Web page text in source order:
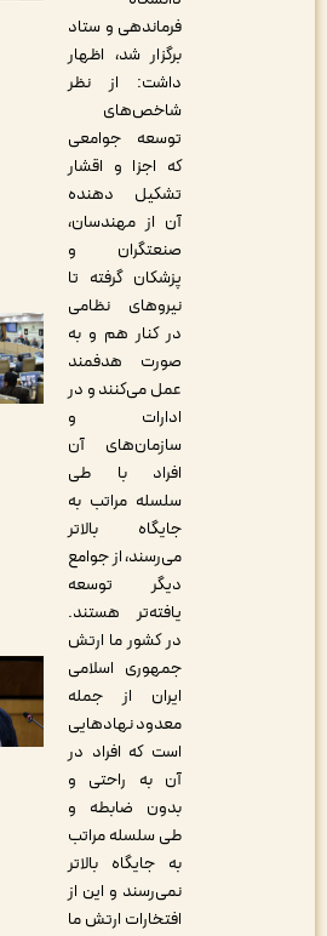
فرماندهی و ستاد
برگزار شد، اظهار
داشت: از نظر
شاخص‌های
توسعه جوامعی
که اجزا و اقشار
تشکیل دهنده
آن از مهندسان،
صنعتگران و
پزشکان گرفته تا
نیروهای نظامی
در کنار هم و به
صورت هدفمند
عمل می‌کنند و در
ادارات و
سازمان‌های آن
افراد با طی
سلسله مراتب به
جایگاه بالاتر
می‌رسند، از جوامع
دیگر توسعه
یافته‌تر هستند.
در کشور ما ارتش
جمهوری اسلامی
ایران از جمله
معدود نهادهایی
است که افراد در
آن به راحتی و
بدون ضابطه و
طی سلسله مراتب
به جایگاه بالاتر
نمی‌رسند و این از
افتخارات ارتش ما